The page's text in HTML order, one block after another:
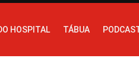
HOSPITAL TÁBUA